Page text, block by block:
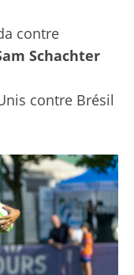
contre
Schachter
contre Brésil